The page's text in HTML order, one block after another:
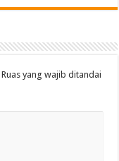
Ruas yang wajib ditandai